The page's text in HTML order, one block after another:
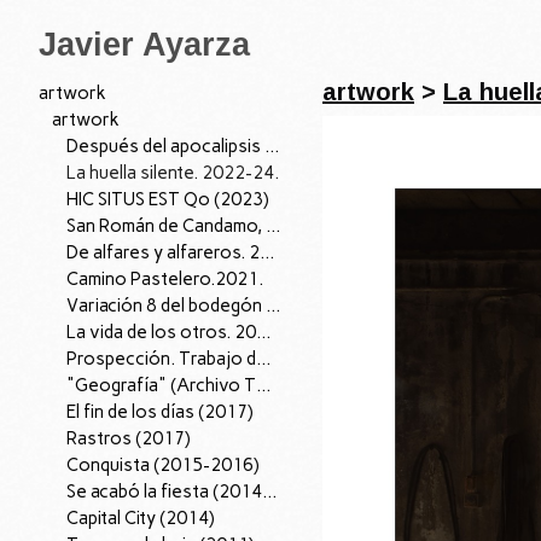
Javier Ayarza
artwork
artwork
Después del apocalipsis I, 2026.
La huella silente. 2022-24.
HIC SITUS EST Qo (2023)
San Román de Candamo, 04/07/22. 2022
De alfares y alfareros. 2021.
Camino Pastelero.2021.
Variación 8 del bodegón con cardo y zanahorias de fray Juan Sánchez Cotán. 2021.
La vida de los otros. 2019.
Prospección. Trabajo de Campo (2018-2019)
"Geografía" (Archivo Territorio); 2016-18.
El fin de los días (2017)
Rastros (2017)
Conquista (2015-2016)
Se acabó la fiesta (2014-15)
Capital City (2014)
artwork > La